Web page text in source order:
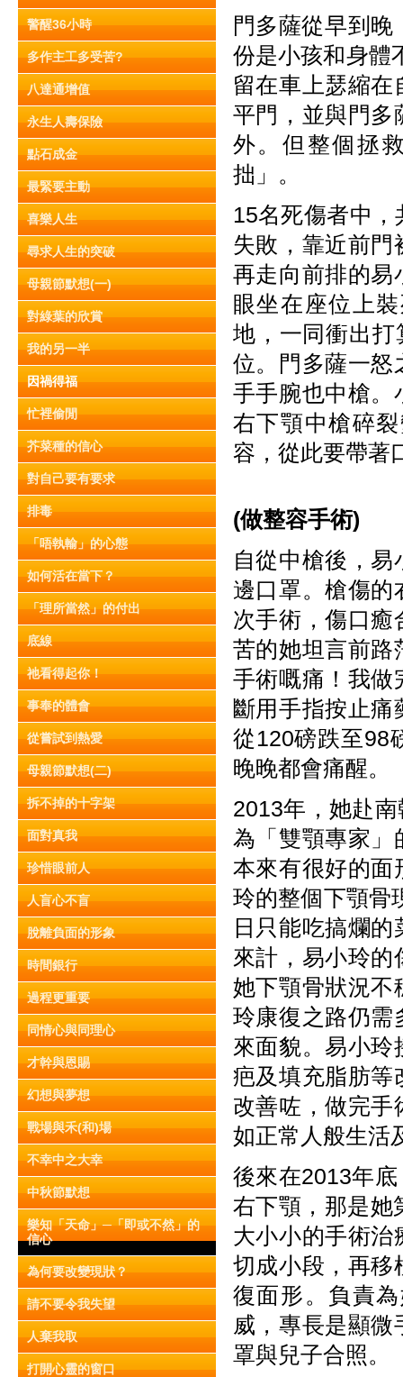
警醒36小時
多作主工多受苦?
八達通增值
永生人壽保險
點石成金
最緊要主動
喜樂人生
尋求人生的突破
母親節默想(一)
對綠葉的欣賞
我的另一半
因禍得福
忙裡偷閒
芥菜種的信心
對自己要有要求
排毒
「唔執輸」的心態
如何活在當下？
「理所當然」的付出
底線
祂看得起你！
事奉的體會
從嘗試到熱愛
母親節默想(二)
拆不掉的十字架
面對真我
珍惜眼前人
人盲心不盲
脫離負面的形象
時間銀行
過程更重要
同情心與同理心
才幹與恩賜
幻想與夢想
戰場與禾(和)場
不幸中之大幸
中秋節默想
樂知「天命」─「即或不然」的
信心
為何要改變現狀？
請不要令我失望
人棄我取
打開心靈的窗口
門多薩從早到
份是小孩和身體
留在車上瑟縮
平門，並與門多
外。但整個拯
拙」。
15名死傷者中
失敗，靠近前門
再走向前排的易
眼坐在座位上
地，一同衝出
位。門多薩一怒
手手腕也中槍。
右下顎中槍碎
容，從此要帶著
(做整容手術)
自從中槍後，
邊口罩。槍傷的
次手術，傷口癒
苦的她坦言前路
手術嘅痛！我
斷用手指按止
從120磅跌至98
晚晚都會痛醒。
2013年，她赴
為「雙顎專家」
本來有很好的面
玲的整個下顎骨
日只能吃搞爛
來計，易小玲的
她下顎骨狀況不
玲康復之路仍需
來面貌。易小玲
疤及填充脂肪等
改善咗，做完手
如正常人般生活
後來在2013年
右下顎，那是她
大小小的手術治
切成小段，再移
復面形。負責
威，專長是顯
罩與兒子合照。